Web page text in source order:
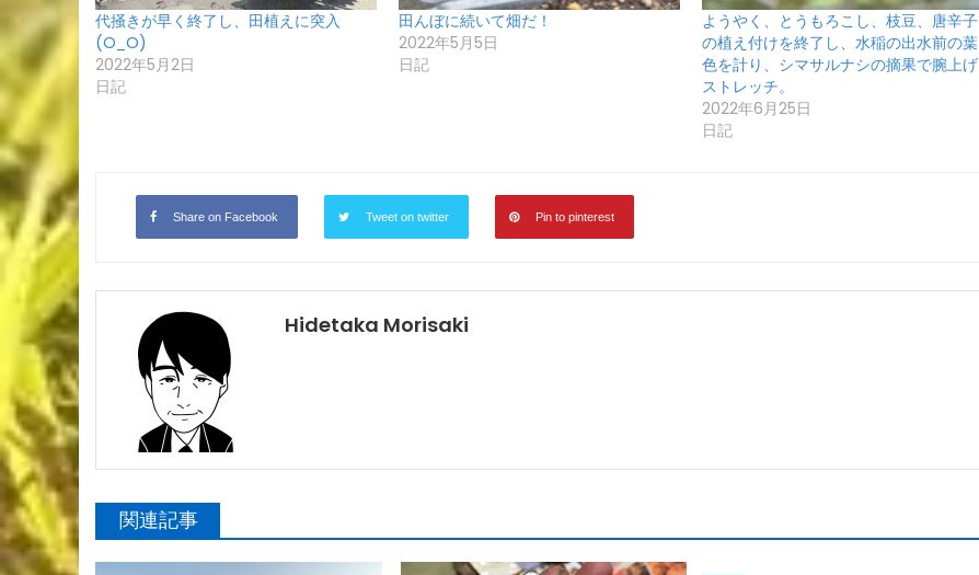
代掻きが早く終了し、田植えに突入
(O_O)
2022年5月2日
日記
田んぼに続いて畑だ！
2022年5月5日
日記
ようやく、とうもろこし、枝豆、唐辛子
の植え付けを終了し、水稲の出水前の葉
色を計り、シマサルナシの摘果で腕上げ
ストレッチ。
2022年6月25日
日記
Share on Facebook Tweet on twitter Pin to pinterest
Hidetaka Morisaki
関連記事